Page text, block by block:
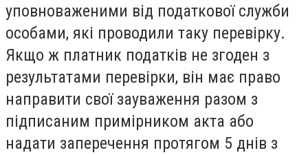
уповноваженими від податкової служби
особами, які проводили таку перевірку.
Якщо ж платник податків не згоден з
результатами перевірки, він має право
направити свої зауваження разом з
підписаним примірником акта або
надати заперечення протягом 5 днів з